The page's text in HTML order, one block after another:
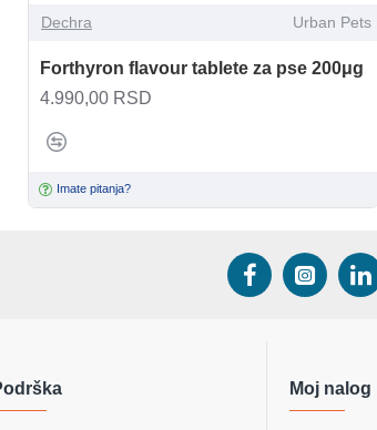
Dechra Urban Pets
Forthyron flavour tablete za pse 200μg
4.990,00 RSD
Imate pitanja?
Moj nalog